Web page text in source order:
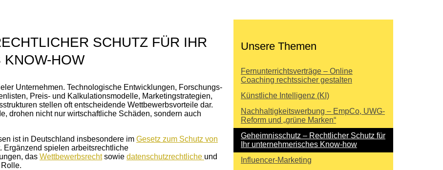
SCHUTZ FÜR IHR
KNOW-HOW
Unternehmen. Technologische Entwicklungen, Forschungs-
Preis- und Kalkulationsmodelle, Marketingstrategien,
stellen oft entscheidende Wettbewerbsvorteile dar.
drohen nicht nur wirtschaftliche Schäden, sondern auch
ist in Deutschland insbesondere im Gesetz zum Schutz von
Ergänzend spielen arbeitsrechtliche
das Wettbewerbsrechtsowie datenschutzrechtliche und
Unsere Themen
Fernunterrichtsverträge – Online
Coaching rechtssicher gestalten
Künstliche Intelligenz (KI)
Nachhaltigkeitswerbung – EmpCo, UWG-
Reform und „grüne Marken“
Geheimnisschutz – Rechtlicher Schutz für
Ihr unternehmerisches Know-how
Influencer-Marketing